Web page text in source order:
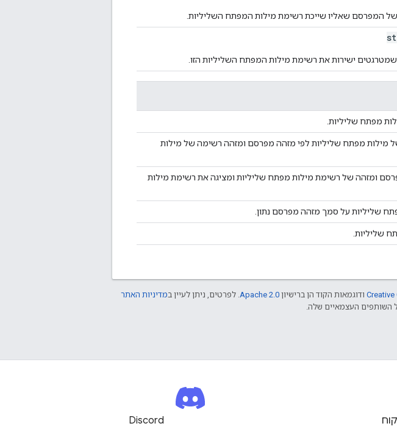
המפרסם שאליו שייכת רשימת מילות המפתח השליליות.
ישירות את רשימת מילות המפתח השליליות הזו.
מפתח שליליות.
מילות מפתח שליליות לפי מזהה מפרסם ומזהה רשימה של מילות
ומזהה של רשימת מילות מפתח שליליות ומציגה את רשימת מילות
שליליות על סמך מזהה מפרסם נתון.
שליליות.
ודוגמאות הקוד הן ברישיון Apache 2.0 . לפרטים, ניתן לעיין במדיניות האתר
Discord